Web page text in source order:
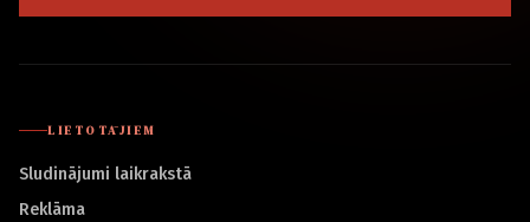
LIETOTĀJIEM
Sludinājumi laikrakstā
Reklāma